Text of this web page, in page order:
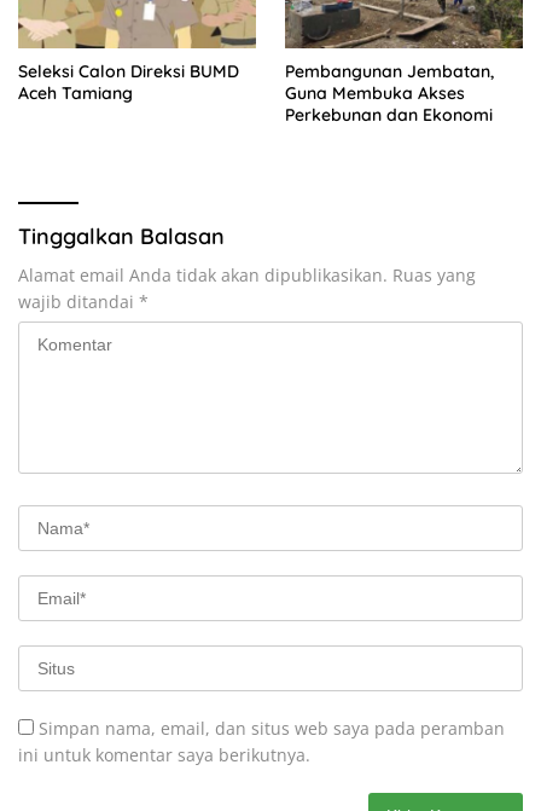
Seleksi Calon Direksi BUMD
Aceh Tamiang
Pembangunan Jembatan,
Guna Membuka Akses
Perkebunan dan Ekonomi
Tinggalkan Balasan
Alamat email Anda tidak akan dipublikasikan. Ruas yang
wajib ditandai *
Simpan nama, email, dan situs web saya pada peramban
ini untuk komentar saya berikutnya.